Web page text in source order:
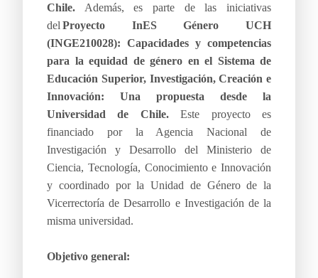
Chile. Además, es parte de las iniciativas
del Proyecto InES Género UCH
(INGE210028): Capacidades y competencias
para la equidad de género en el Sistema de
Educación Superior, Investigación, Creación e
Innovación: Una propuesta desde la
Universidad de Chile.Este proyecto es
financiado por la Agencia Nacional de
Investigación y Desarrollo del Ministerio de
Ciencia, Tecnología, Conocimiento e Innovación
y coordinado por la Unidad de Género de la
Vicerrectoría de Desarrollo e Investigación de la
misma universidad.
Objetivo general: